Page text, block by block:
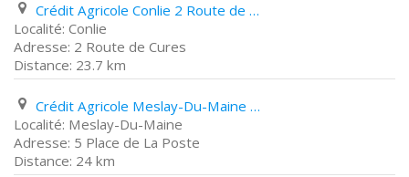
Crédit Agricole Conlie 2 Route de Cures
Conlie
2 Route de Cures
23.7 km
Crédit Agricole Meslay-Du-Maine 5 Place de La Poste
Meslay-Du-Maine
5 Place de La Poste
24 km